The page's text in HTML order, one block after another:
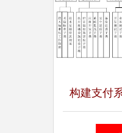
构建支付
助力我国